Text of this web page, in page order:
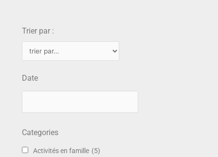
Trier par :
Date
Categories
Activités en famille (5)